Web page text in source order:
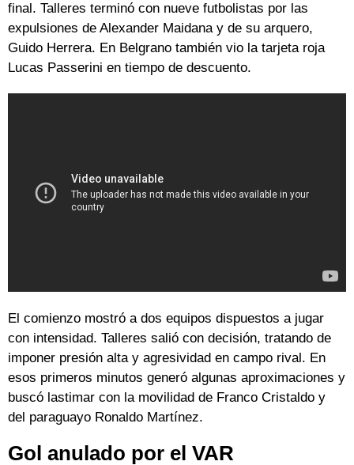
final. Talleres terminó con nueve futbolistas por las
expulsiones de Alexander Maidana y de su arquero,
Guido Herrera. En Belgrano también vio la tarjeta roja
Lucas Passerini en tiempo de descuento.
El comienzo mostró a dos equipos dispuestos a jugar
con intensidad. Talleres salió con decisión, tratando de
imponer presión alta y agresividad en campo rival. En
esos primeros minutos generó algunas aproximaciones y
buscó lastimar con la movilidad de Franco Cristaldo y
del paraguayo Ronaldo Martínez.
Gol anulado por el VAR